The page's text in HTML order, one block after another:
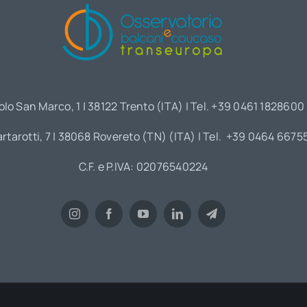
San Marco, 1 | 38122 Trento (ITA) | Tel. +39 0461 1828600
7 | 38068 Rovereto (TN) (ITA) | Tel. +39 0464
C.F. e P.IVA: 02076540224